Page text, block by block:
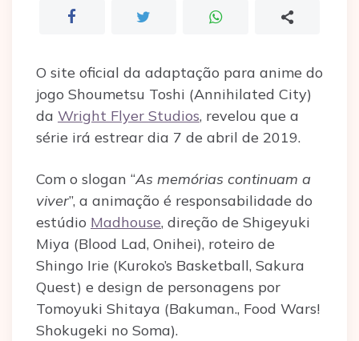
O site oficial da adaptação para anime do
jogo Shoumetsu Toshi (Annihilated City)
da Wright Flyer Studios, revelou que a
série irá estrear dia 7 de abril de 2019.
Com o slogan “As memórias continuam a
viver”, a animação é responsabilidade do
estúdio Madhouse, direção de Shigeyuki
Miya (Blood Lad, Onihei), roteiro de
Shingo Irie (Kuroko’s Basketball, Sakura
Quest) e design de personagens por
Tomoyuki Shitaya (Bakuman., Food Wars!
Shokugeki no Soma).